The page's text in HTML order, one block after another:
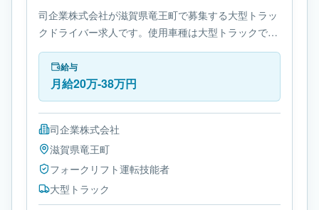
司企業株式会社が滋賀県竜王町で募集する大型トラッ
クドライバー求人です。使用車種は大型トラックで
す。必要免許はフォークリフト運転技能者です。
給与
月給20万-38万円
司企業株式会社
滋賀県竜王町
フォークリフト運転技能者
大型トラック